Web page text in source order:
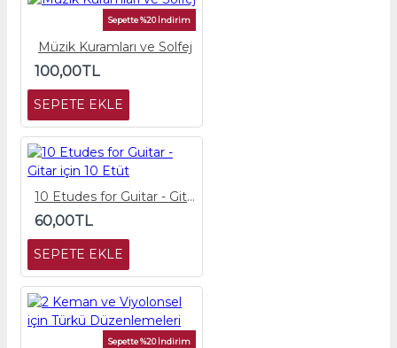
Sepette %20 İndirim
Müzik Kuramları ve Solfej
100,00TL
SEPETE EKLE
10 Etudes for Guitar - Gitar için 10 Etüt
60,00TL
SEPETE EKLE
Sepette %20 İndirim